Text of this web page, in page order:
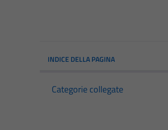
INDICE DELLA PAGINA
Categorie collegate